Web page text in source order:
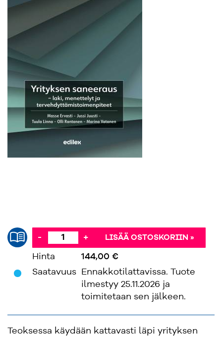
- + LISÄÄ OSTOSKORIIN »
Hinta
144,00 €
Saatavuus
Ennakkotilattavissa. Tuote
ilmestyy 25.11.2026 ja
toimitetaan sen jälkeen.
Teoksessa käydään kattavasti läpi yrityksen